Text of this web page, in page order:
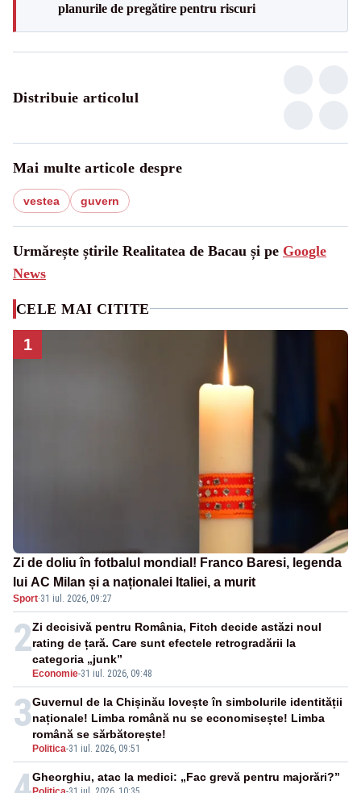
planurile de pregătire pentru riscuri
Distribuie articolul
Mai multe articole despre
vestea guvern
Urmărește știrile Realitatea de Bacau și pe Google
News
CELE MAI CITITE
1
Zi de doliu în fotbalul mondial! Franco Baresi, legenda
lui AC Milan și a naționalei Italiei, a murit
Sport·31 iul. 2026, 09:27
2
Economie-31 iul. 2026, 09:48
Zi decisivă pentru România, Fitch decide astăzi noul
rating de țară. Care sunt efectele retrogradării la
categoria „junk”
3
Politica-31 iul. 2026, 09:51
Guvernul de la Chișinău lovește în simbolurile identității
naționale! Limba română nu se economisește! Limba
română se sărbătorește!
Gheorghiu, atac la medici: „Fac grevă pentru majorări?”